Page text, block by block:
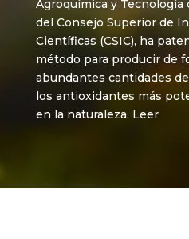
Agroquímica y Tecnología
del Consejo Superior de
Científicas (CSIC), ha
método para producir de
abundantes cantidades
los antioxidantes más
en la naturaleza. Leer